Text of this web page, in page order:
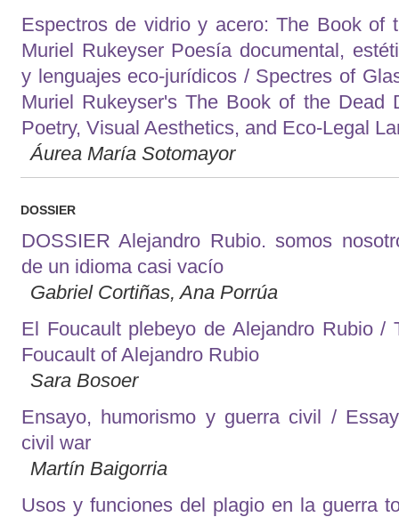
Espectros de vidrio y acero: The Book of
Muriel Rukeyser Poesía documental,
y lenguajes eco-jurídicos / Spectres of
Muriel Rukeyser's The Book of the Dead
Poetry, Visual Aesthetics, and Eco-Legal
Áurea María Sotomayor
DOSSIER
DOSSIER Alejandro Rubio. somos
de un idioma casi vacío
Gabriel Cortiñas, Ana Porrúa
El Foucault plebeyo de Alejandro Rubio /
Foucault of Alejandro Rubio
Sara Bosoer
Ensayo, humorismo y guerra civil /
civil war
Martín Baigorria
Usos y funciones del plagio en la guerra